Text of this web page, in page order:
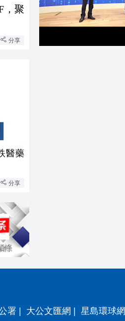
，聚
分享
醫藥
分享
署 大公文匯網 星島環球網